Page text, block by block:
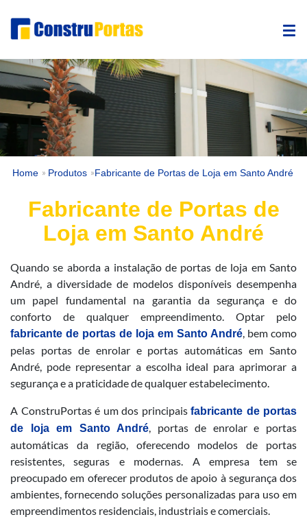
Home » Produtos »Fabricante de Portas de Loja em Santo André
Fabricante de Portas de
Loja em Santo André
Quando se aborda a instalação de portas de loja em Santo
André, a diversidade de modelos disponíveis desempenha
um papel fundamental na garantia da segurança e do
conforto de qualquer empreendimento. Optar pelo
fabricante de portas de loja em Santo André, bem como
pelas portas de enrolar e portas automáticas em Santo
André, pode representar a escolha ideal para aprimorar a
segurança e a praticidade de qualquer estabelecimento.
A ConstruPortas é um dos principais fabricante de portas
de loja em Santo André, portas de enrolar e portas
automáticas da região, oferecendo modelos de portas
resistentes, seguras e modernas. A empresa tem se
preocupado em oferecer produtos de apoio à segurança dos
ambientes, fornecendo soluções personalizadas para uso em
empreendimentos residenciais, industriais e comerciais.